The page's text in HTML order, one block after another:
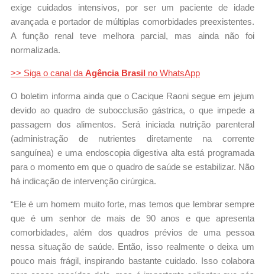
exige cuidados intensivos, por ser um paciente de idade
avançada e portador de múltiplas comorbidades preexistentes.
A função renal teve melhora parcial, mas ainda não foi
normalizada.
>> Siga o canal da Agência Brasil no WhatsApp
O boletim informa ainda que o Cacique Raoni segue em jejum
devido ao quadro de subocclusão gástrica, o que impede a
passagem dos alimentos. Será iniciada nutrição parenteral
(administração de nutrientes diretamente na corrente
sanguínea) e uma endoscopia digestiva alta está programada
para o momento em que o quadro de saúde se estabilizar. Não
há indicação de intervenção cirúrgica.
“Ele é um homem muito forte, mas temos que lembrar sempre
que é um senhor de mais de 90 anos e que apresenta
comorbidades, além dos quadros prévios de uma pessoa
nessa situação de saúde. Então, isso realmente o deixa um
pouco mais frágil, inspirando bastante cuidado. Isso colabora